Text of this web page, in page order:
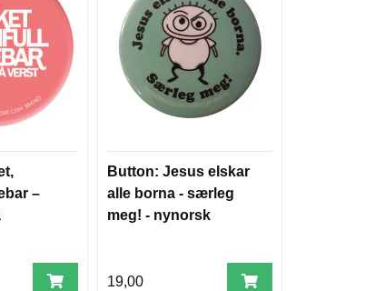
–
Button: Jesus elskar
alle borna - særleg
meg! - nynorsk
19,00